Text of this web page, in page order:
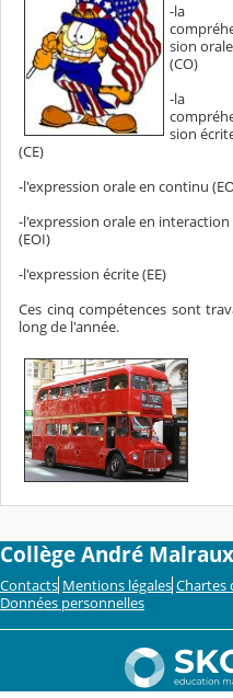
-la
sion orale
(CO)
-la
sion
(CE)
-l'expression orale en continu
-l'expression orale en interaction
(EOI)
-l'expression écrite (EE)
Ces cinq compétences sont
long de l'année.
Collège André Malraux
Contacts Mentions légales Chartes
Données personnelles